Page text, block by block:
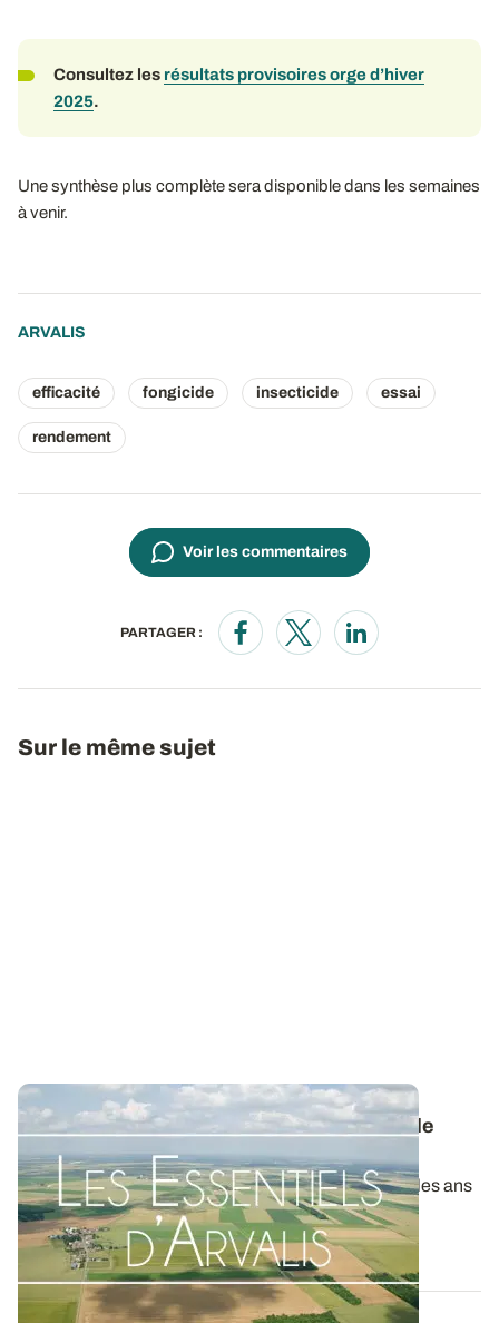
Consultez les résultats provisoires orge d’hiver
2025.
Une synthèse plus complète sera disponible dans les semaines
à venir.
ARVALIS
efficacité fongicide insecticide essai
rendement
Voir les commentaires
PARTAGER :
Opens in a new window
Opens in a new window
Opens in a new
Sur le même sujet
Maladies foliaires des orges d’hiver : quelle
nuisibilité et quels moyens de lutte ?
Les orges d’hiver et escourgeons surprennent tous les ans
par la rapidité de la montée des...
01 AVR. 2021